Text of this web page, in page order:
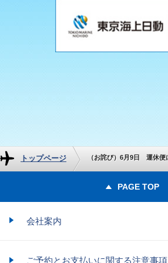
トップページ
PAGE TOP
会社案内
ご予約とお支払いに関する注意事項